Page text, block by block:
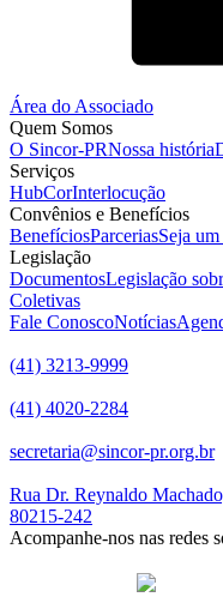
Área do Associado
Quem Somos
O Sincor-PRNossa história
Serviços
HubCorInterlocução
Convênios e Benefícios
BenefíciosParceriasSeja
Legislação
DocumentosLegislação
Coletivas
Fale ConoscoNotícias
(41) 3213-9999
(41) 4020-2284
secretaria@sincor-pr.org.br
Rua Dr. Reynaldo
80215-242
Acompanhe-nos nas redes